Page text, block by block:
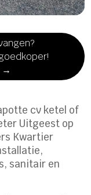
→
cv ketel of
Uitgeest op
Kwartier
sanitair en